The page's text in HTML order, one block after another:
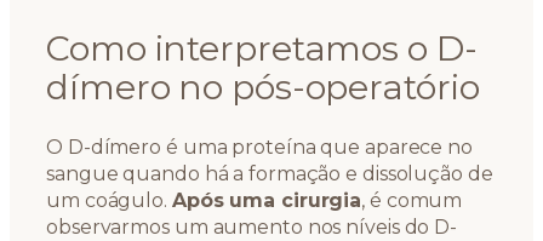
Como interpretamos o D-
dímero no pós-operatório
O D-dímero é uma proteína que aparece no
sangue quando há a formação e dissolução de
um coágulo. Após uma cirurgia, é comum
observarmos um aumento nos níveis do D-